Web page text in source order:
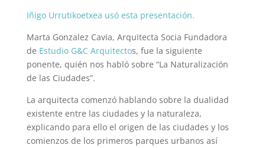
Iñigo Urrutikoetxea usó esta presentación.
Marta Gonzalez Cavia, Arquitecta Socia Fundadora
de Estudio G&C Arquitectos, fue la siguiente
ponente, quién nos habló sobre “La Naturalización
de las Ciudades”.
La arquitecta comenzó hablando sobre la dualidad
existente entre las ciudades y la naturaleza,
explicando para ello el origen de las ciudades y los
comienzos de los primeros parques urbanos así